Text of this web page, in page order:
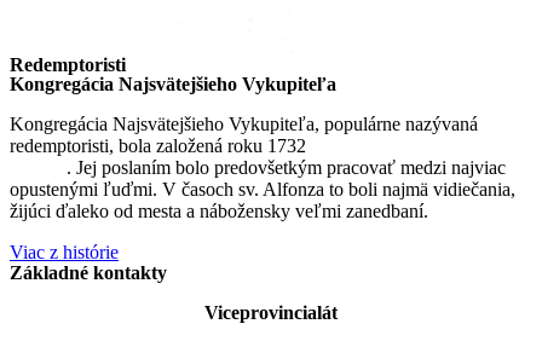
Redemptoristi
Kongregácia Najsvätejšieho Vykupiteľa
Kongregácia Najsvätejšieho Vykupiteľa, populárne nazývaná
redemptoristi, bola založená roku 1732
. Jej poslaním bolo predovšetkým pracovať medzi najviac
opustenými ľuďmi. V časoch sv. Alfonza to boli najmä vidiečania,
žijúci ďaleko od mesta a nábožensky veľmi zanedbaní.
Viac z histórie
Základné kontakty
Viceprovincialát